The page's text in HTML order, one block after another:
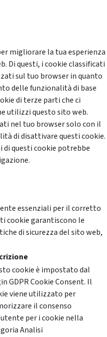
migliorare la tua esperienza
Di questi, i cookie classificati
sul tuo browser in quanto
delle funzionalità di base
di terze parti che ci
utilizzi questo sito web.
nel tuo browser solo con il
di disattivare questi cookie.
questi cookie potrebbe
essenziali per il corretto
cookie garantiscono le
di sicurezza del sito web,
cookie è impostato dal
GDPR Cookie Consent. Il
viene utilizzato per
il consenso
per i cookie nella
Analisi